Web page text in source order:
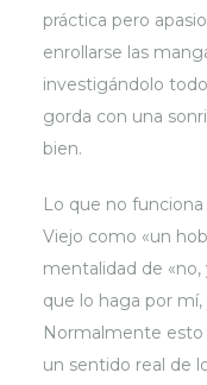
práctica pero
enrollarse las
investigándolo
gorda con una
bien.
Lo que no
Viejo como «un
mentalidad de
que lo haga por
Normalmente esto
un sentido real de